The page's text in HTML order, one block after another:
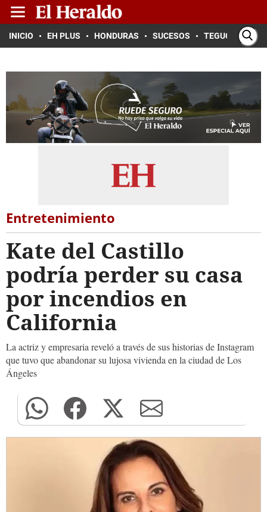
INICIO EH PLUS HONDURAS SUCESOS TEGUCIGALPA
Entretenimiento
Kate del Castillo
podría perder su casa
por incendios en
California
La actriz y empresaria reveló a través de sus historias de Instagram
que tuvo que abandonar su lujosa vivienda en la ciudad de Los
Ángeles